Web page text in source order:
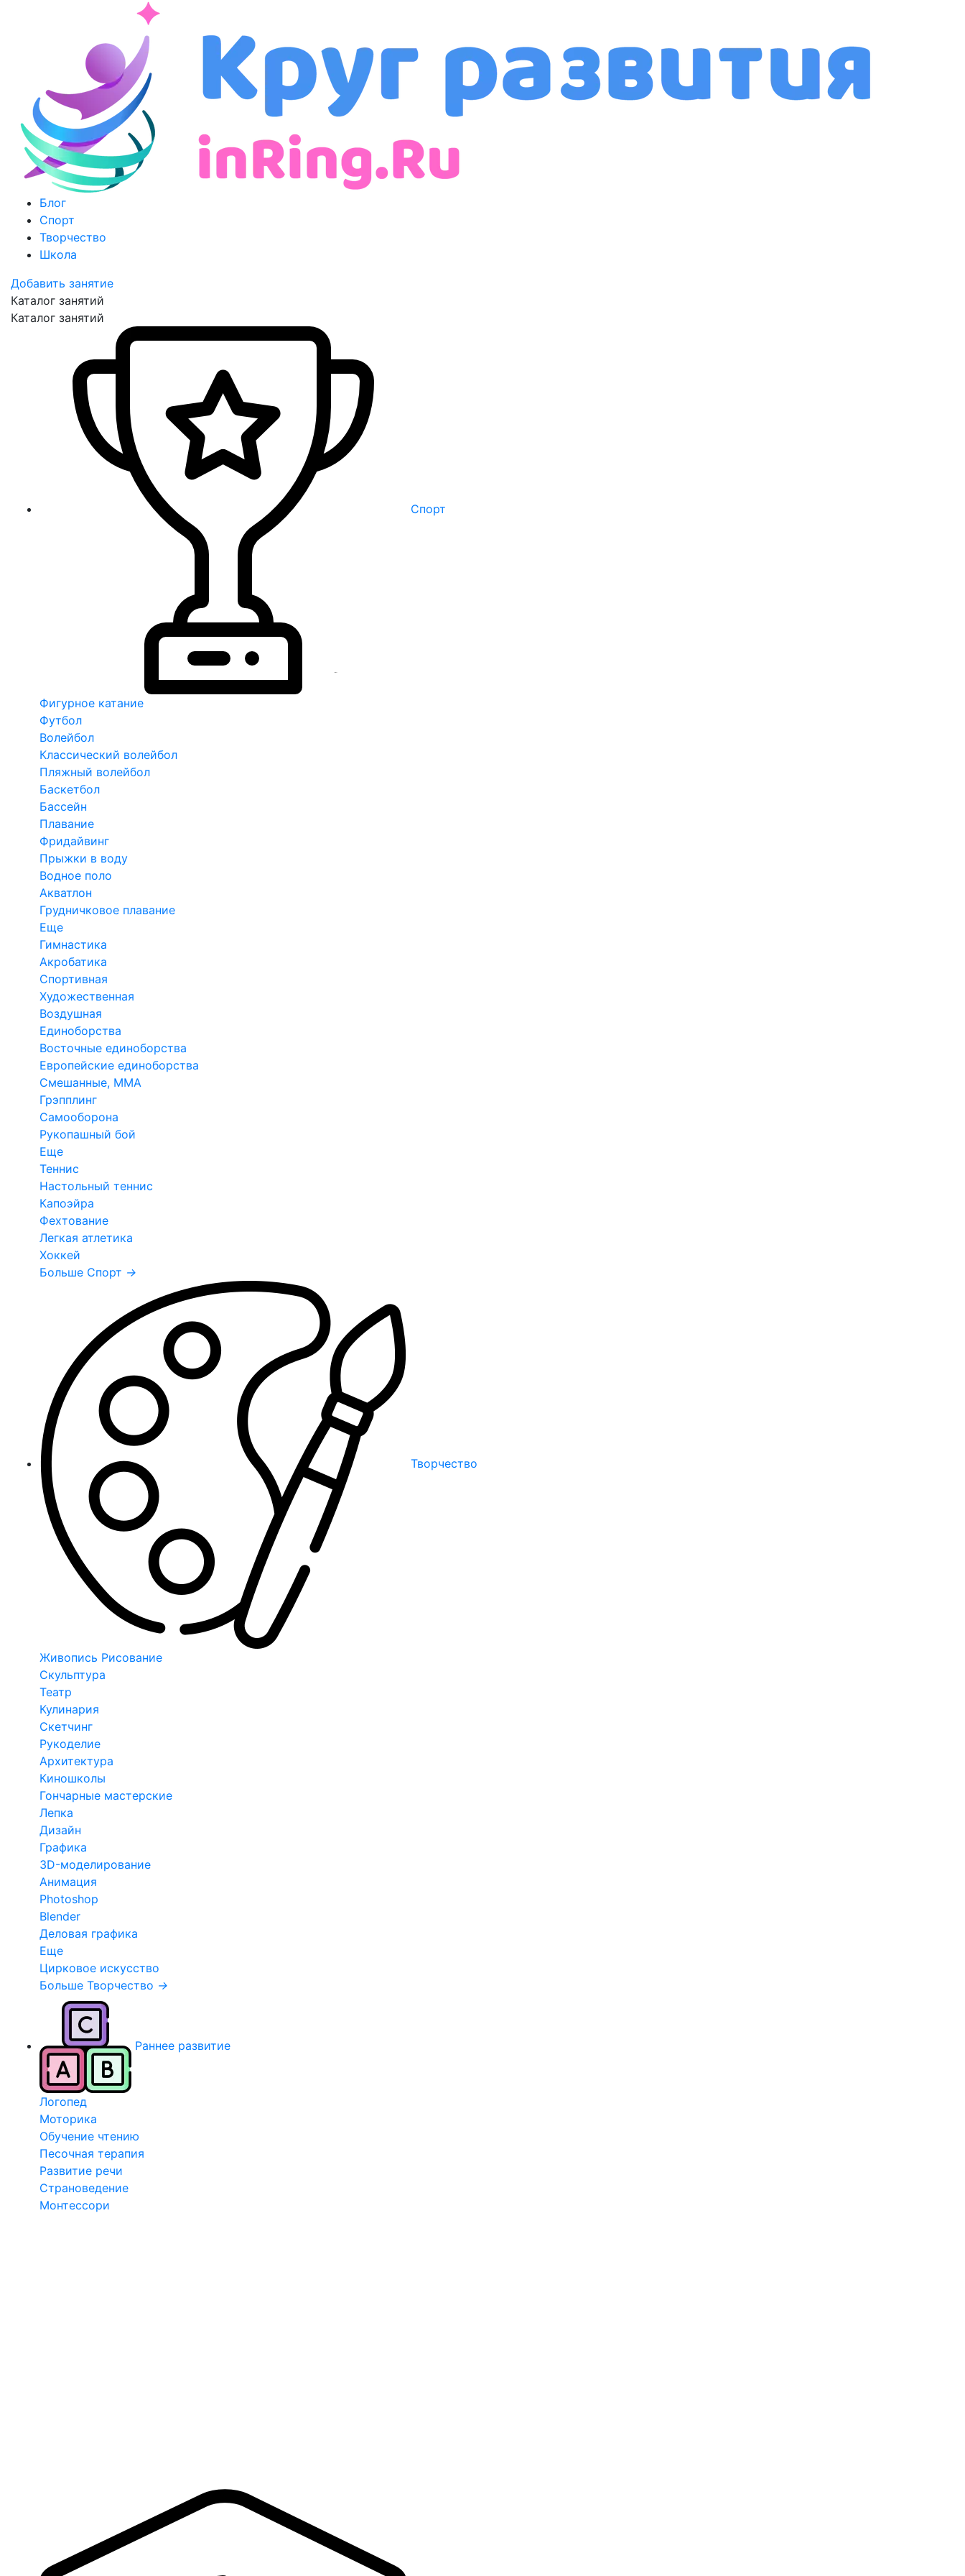
Блог
Спорт
Творчество
Школа
Добавить занятие
Каталог занятий
Каталог занятий
Спорт
Фигурное катание
Футбол
Волейбол
Классический волейбол
Пляжный волейбол
Баскетбол
Бассейн
Плавание
Фридайвинг
Прыжки в воду
Водное поло
Акватлон
Грудничковое плавание
Еще
Гимнастика
Акробатика
Спортивная
Художественная
Воздушная
Единоборства
Восточные единоборства
Европейские единоборства
Смешанные, ММА
Грэпплинг
Самооборона
Рукопашный бой
Еще
Теннис
Настольный теннис
Капоэйра
Фехтование
Легкая атлетика
Хоккей
Больше Спорт →
Творчество
Живопись Рисование
Скульптура
Театр
Кулинария
Скетчинг
Рукоделие
Архитектура
Киношколы
Гончарные мастерские
Лепка
Дизайн
Графика
3D-моделирование
Анимация
Photoshop
Blender
Деловая графика
Еще
Цирковое искусство
Больше Творчество →
Раннее развитие
Логопед
Моторика
Обучение чтению
Песочная терапия
Развитие речи
Страноведение
Монтессори